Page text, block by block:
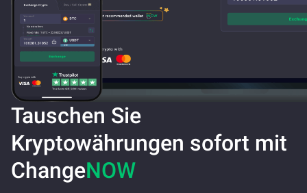
Tauschen Sie
Kryptowährungen sofort mit
ChangeNOW